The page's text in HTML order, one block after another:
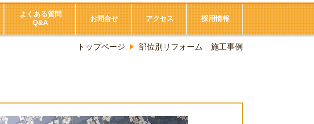
よくある質問
Q&A
お問合せ アクセス 採用情報
トップページ 部位別リフォーム 施工事例